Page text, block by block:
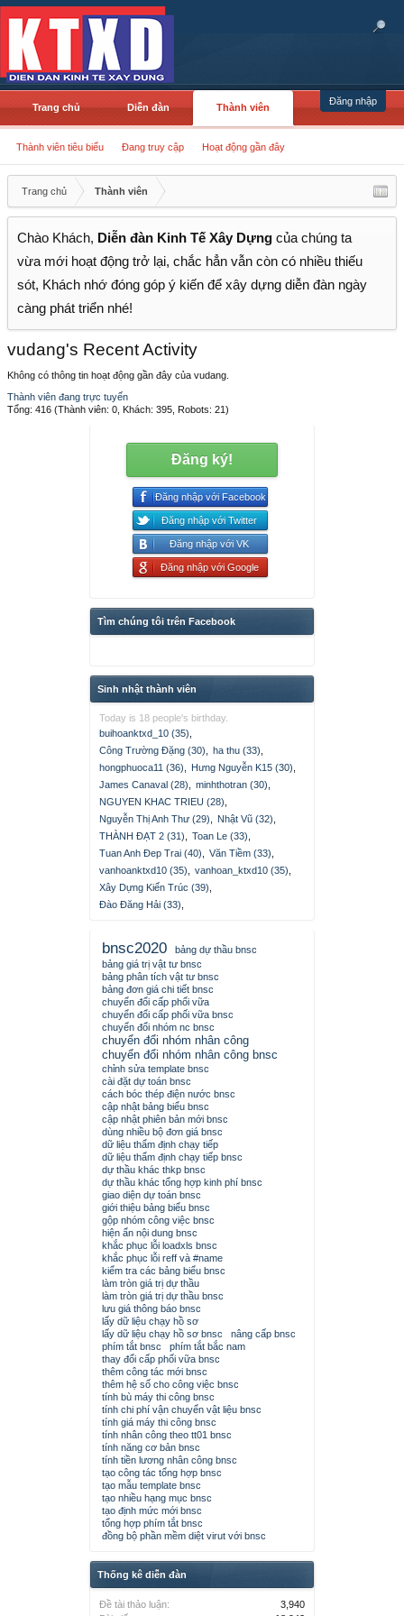
Đăng nhập
Trang chủ Diễn đàn Thành viên
Thành viên tiêu biểu Đang truy cập Hoạt động gần đây
Trang chủ Thành viên
Chào Khách, Diễn đàn Kinh Tế Xây Dựng của chúng ta
vừa mới hoạt động trở lại, chắc hẳn vẫn còn có nhiều thiếu
sót, Khách nhớ đóng góp ý kiến để xây dựng diễn đàn ngày
càng phát triển nhé!
vudang's Recent Activity
Không có thông tin hoạt động gần đây của vudang.
Thành viên đang trực tuyến
Tổng: 416 (Thành viên: 0, Khách: 395, Robots: 21)
Đăng ký!
Đăng nhập với Facebook
Đăng nhập với Twitter
Đăng nhập với VK
Đăng nhập với Google
Tìm chúng tôi trên Facebook
Sinh nhật thành viên
Today is 18 people's birthday.
buihoanktxd_10 (35)
Công Trường Đặng (30)
ha thu (33)
hongphuoca11 (36)
Hưng Nguyễn K15 (30)
James Canaval (28)
minhthotran (30)
NGUYEN KHAC TRIEU (28)
Nguyễn Thị Anh Thư (29)
Nhật Vũ (32)
THÀNH ĐẠT 2 (31)
Toan Le (33)
Tuan Anh Đep Trai (40)
Văn Tiềm (33)
vanhoanktxd10 (35)
vanhoan_ktxd10 (35)
Xây Dựng Kiến Trúc (39)
Đào Đăng Hải (33)
bnsc2020
bảng dự thầu bnsc
bảng giá trị vật tư bnsc
bảng phân tích vật tư bnsc
bảng đơn giá chi tiết bnsc
chuyển đổi cấp phối vữa
chuyển đổi cấp phối vữa bnsc
chuyển đổi nhóm nc bnsc
chuyển đổi nhóm nhân công
chuyển đổi nhóm nhân công bnsc
chỉnh sửa template bnsc
cài đặt dự toán bnsc
cách bóc thép điện nước bnsc
cập nhật bảng biểu bnsc
cập nhật phiên bản mới bnsc
dùng nhiều bộ đơn giá bnsc
dữ liệu thẩm định chạy tiếp
dữ liệu thẩm định chạy tiếp bnsc
dự thầu khác thkp bnsc
dự thầu khác tổng hợp kinh phí bnsc
giao diện dự toán bnsc
giới thiệu bảng biểu bnsc
gộp nhóm công việc bnsc
hiện ẩn nội dung bnsc
khắc phục lỗi loadxls bnsc
khắc phục lỗi reff và #name
kiểm tra các bảng biểu bnsc
làm tròn giá trị dự thầu
làm tròn giá trị dự thầu bnsc
lưu giá thông báo bnsc
lấy dữ liệu chạy hồ sơ
lấy dữ liệu chạy hồ sơ bnsc
nâng cấp bnsc
phím tắt bnsc
phím tắt bắc nam
thay đổi cấp phối vữa bnsc
thêm công tác mới bnsc
thêm hệ số cho công việc bnsc
tính bù máy thi công bnsc
tính chi phí vận chuyển vật liệu bnsc
tính giá máy thi công bnsc
tính nhân công theo tt01 bnsc
tính năng cơ bản bnsc
tính tiền lương nhân công bnsc
tạo công tác tổng hợp bnsc
tạo mẫu template bnsc
tạo nhiều hạng mục bnsc
tạo định mức mới bnsc
tổng hợp phím tắt bnsc
đồng bộ phần mềm diệt virut với bnsc
Thống kê diễn đàn
Đề tài thảo luận:
3,940